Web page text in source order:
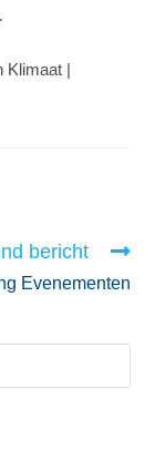
Klimaat |
bericht
Evenementen